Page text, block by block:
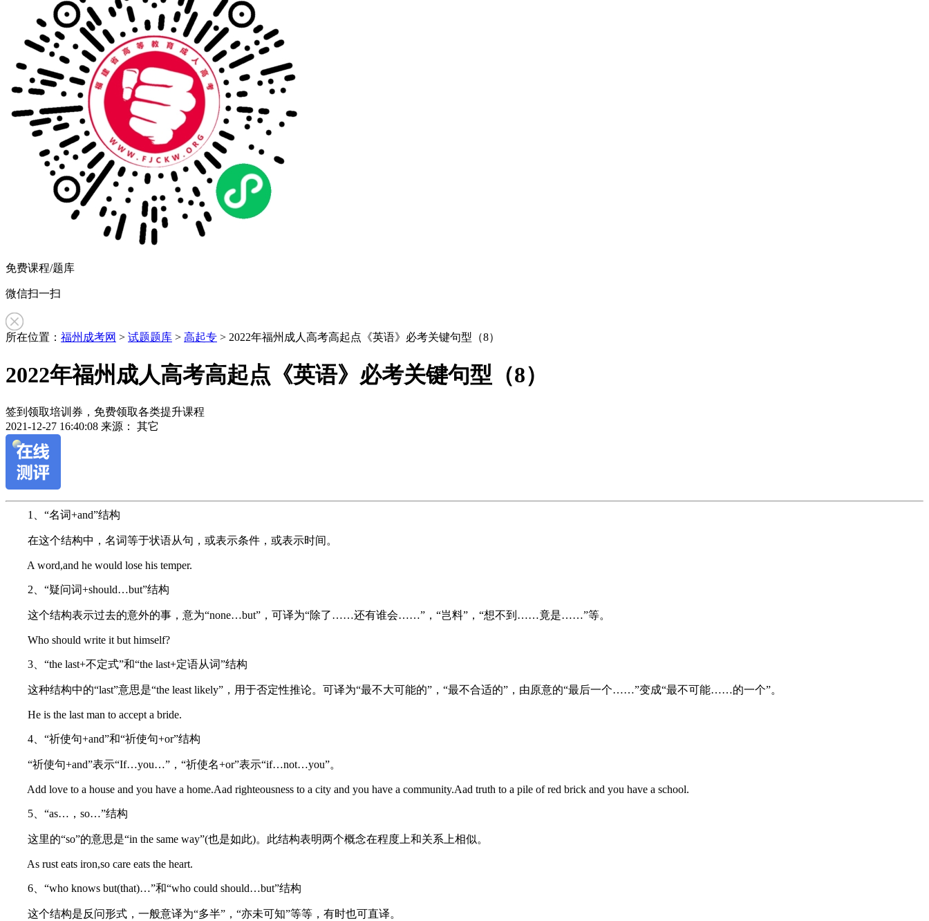
免费课程/题库
微信扫一扫
所在位置： 福州成考网 > 试题题库 > 高起专 > 2022年福州成人高考高起点《英语》必考关键句型（8）
2022年福州成人高考高起点《英语》必考关键句型（8）
签到领取培训券，免费领取各类提升课程
2021-12-27 16:40:08 来源： 其它
1、“名词+and”结构
在这个结构中，名词等于状语从句，或表示条件，或表示时间。
A word,and he would lose his temper.
2、“疑问词+should…but”结构
这个结构表示过去的意外的事，意为“none…but”，可译为“除了……还有谁会……”，“岂料”，“想不到……竟是……”等。
Who should write it but himself?
3、“the last+不定式”和“the last+定语从词”结构
这种结构中的“last”意思是“the least likely”，用于否定性推论。可译为“最不大可能的”，“最不合适的”，由原意的“最后一个……”变成“最不可能……的一个”。
He is the last man to accept a bride.
4、“祈使句+and”和“祈使句+or”结构
“祈使句+and”表示“If…you…”，“祈使名+or”表示“if…not…you”。
Add love to a house and you have a home.Aad righteousness to a city and you have a community.Aad truth to a pile of red brick and you have a school.
5、“as…，so…”结构
这里的“so”的意思是“in the same way”(也是如此)。此结构表明两个概念在程度上和关系上相似。
As rust eats iron,so care eats the heart.
6、“who knows but(that)…”和“who could should…but”结构
这个结构是反问形式，一般意译为“多半”，“亦未可知”等等，有时也可直译。